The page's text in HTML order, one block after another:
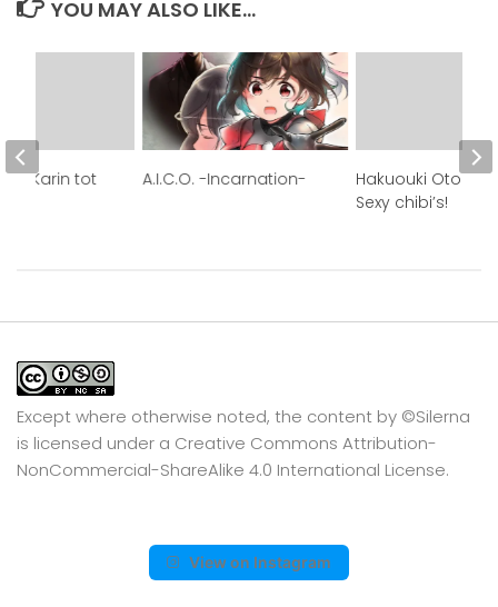
YOU MAY ALSO LIKE...
A.I.C.O. -Incarnation-
Hakuouki
Sexy chibi’s!
Karin tot
Except where otherwise noted, the content by ©Silerna
is licensed under a Creative Commons Attribution-
NonCommercial-ShareAlike 4.0 International License.
View on Instagram